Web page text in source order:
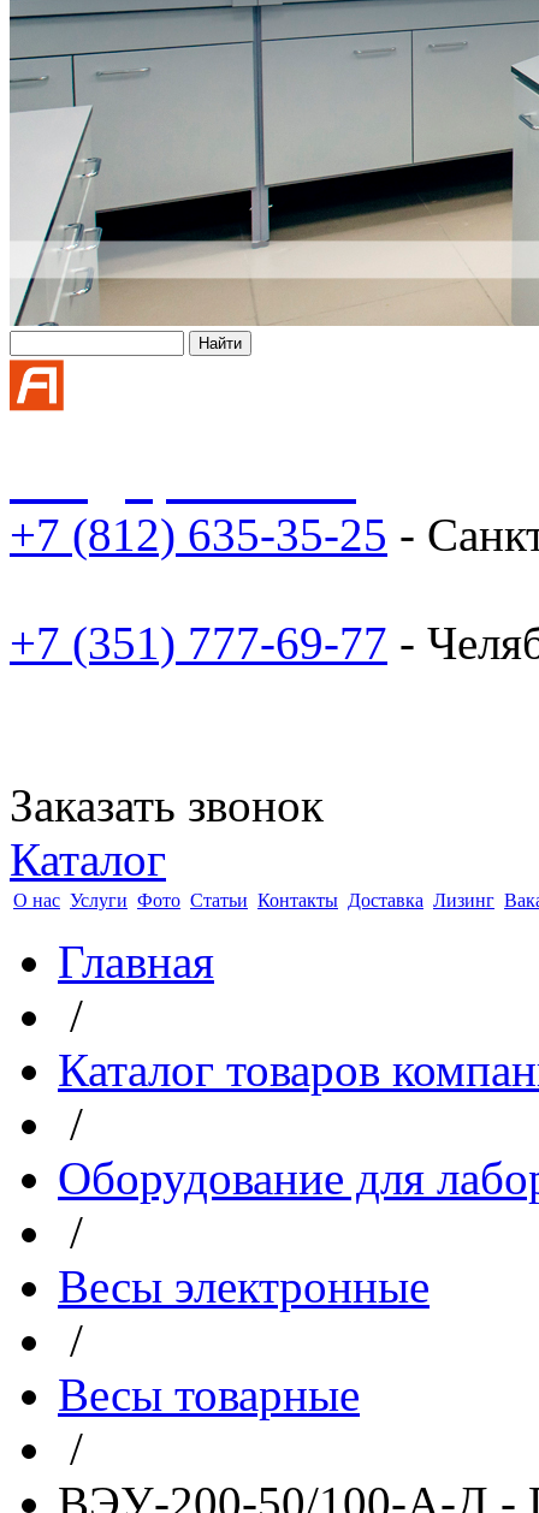
+7 (812) 635-35-25 -
+7 (351) 777-69-77 -
Заказать звонок
Каталог
О нас Услуги Фото Статьи Контакты Доставка Лизинг
Главная
/
Каталог товаров
/
Оборудование для
/
Весы электронные
/
Весы товарные
/